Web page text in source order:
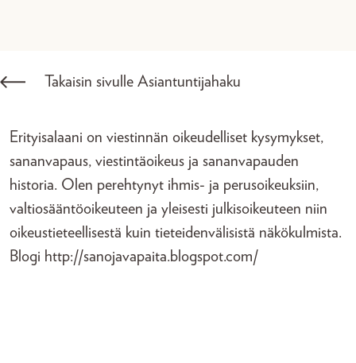
Takaisin sivulle Asiantuntijahaku
Erityisalaani on viestinnän oikeudelliset kysymykset,
sananvapaus, viestintäoikeus ja sananvapauden
historia. Olen perehtynyt ihmis- ja perusoikeuksiin,
valtiosääntöoikeuteen ja yleisesti julkisoikeuteen niin
oikeustieteellisestä kuin tieteidenvälisistä näkökulmista.
Blogi http://sanojavapaita.blogspot.com/